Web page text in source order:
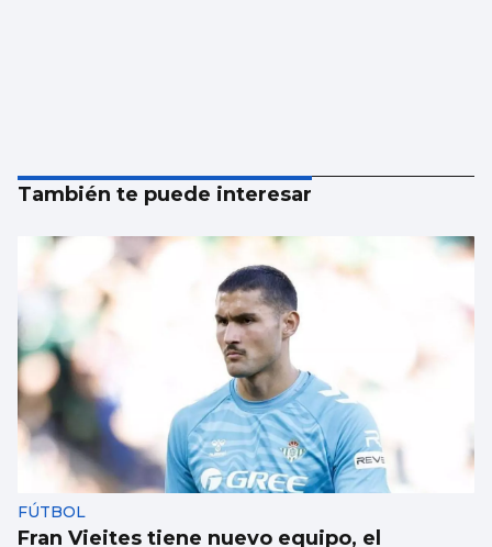
También te puede interesar
FÚTBOL
Fran Vieites tiene nuevo equipo, el